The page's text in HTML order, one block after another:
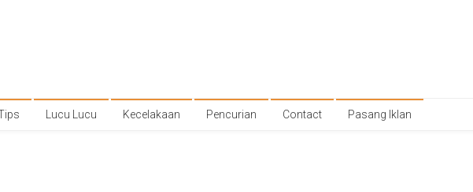
Lucu Lucu Kecelakaan Pencurian Contact Pasang Iklan